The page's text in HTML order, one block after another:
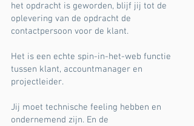
het opdracht is geworden, blijf jij tot de
oplevering van de opdracht de
contactpersoon voor de klant.
Het is een echte spin-in-het-web functie
tussen klant, accountmanager en
projectleider.
Jij moet technische feeling hebben en
ondernemend zijn. En de